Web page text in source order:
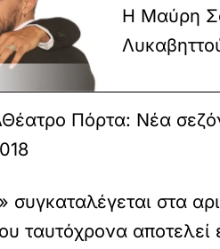
Η Μαύρη
Θέατρο Πόρτα: Νέα
στα
ταυτόχρονα αποτελεί